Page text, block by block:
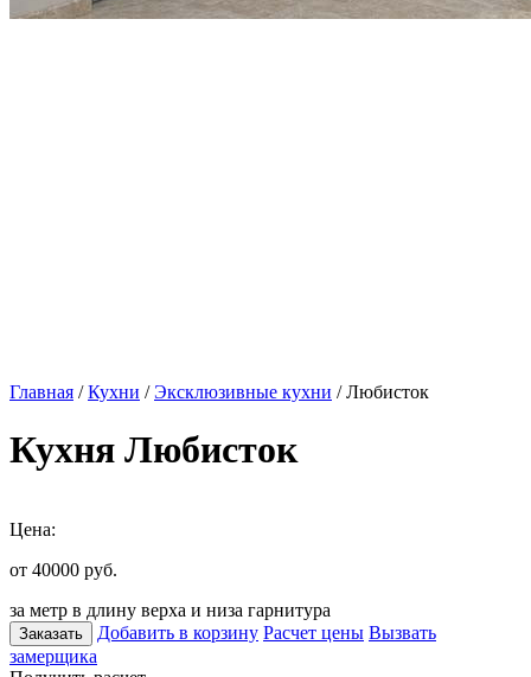
Главная /Кухни /Эксклюзивные кухни / Любисток
Кухня Любисток
Цена:
от 40000 руб.
за метр в длину верха и низа гарнитура
Заказать Добавить в корзину Расчет цены Вызвать
замерщика